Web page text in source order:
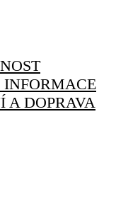
INFORMACE
A DOPRAVA